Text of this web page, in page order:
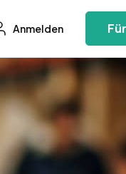
Anmelden